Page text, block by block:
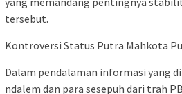
tersebut.
Kontroversi Status Putra Mahkota
Dalam pendalaman informasi yang
ndalem dan para sesepuh dari trah